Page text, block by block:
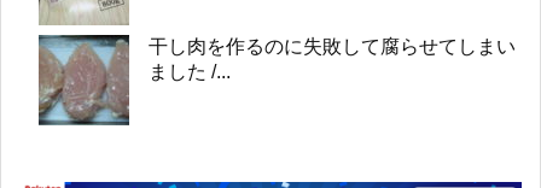
干し肉を作るのに失敗して腐らせてしまい
ました /...